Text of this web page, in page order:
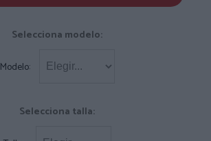
Selecciona modelo:
Modelo:
Selecciona talla: